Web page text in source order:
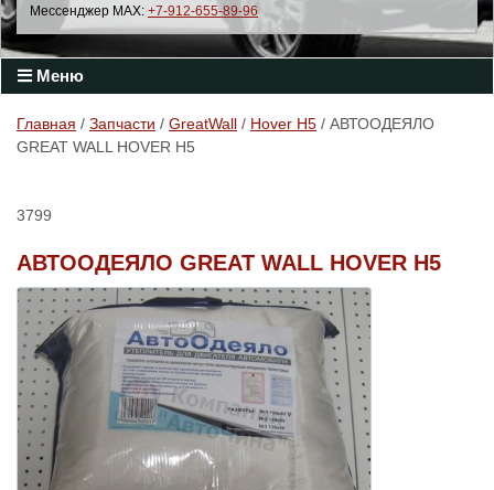
Мессенджер MAX: +7-912-655-89-96
Меню
Главная / Запчасти / GreatWall / Hover H5 / АВТООДЕЯЛО
GREAT WALL HOVER H5
3799
АВТООДЕЯЛО GREAT WALL HOVER H5